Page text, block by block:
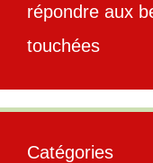
répondre aux
touchées
Catégories